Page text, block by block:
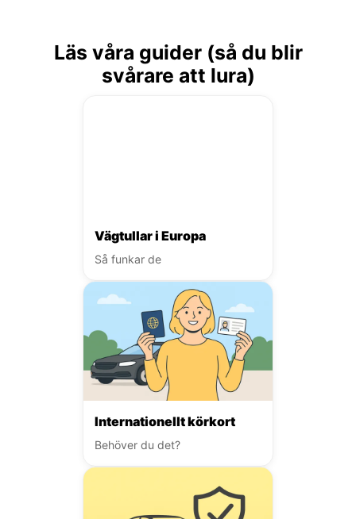
Läs våra guider (så du blir
svårare att lura)
Vägtullar i Europa
Så funkar de
Internationellt körkort
Behöver du det?